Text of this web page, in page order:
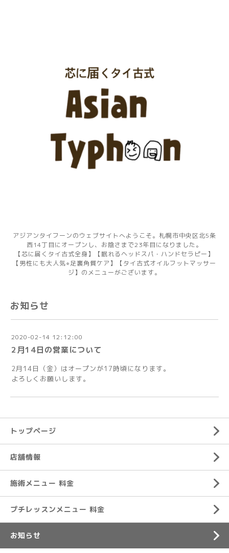
アジアンタイフーンのウェブサイトへようこそ。札幌市中央区北5条
西14丁目にオープンし、お陰さまで23年目になりました。
【芯に届くタイ古式全身】【眠れるヘッドスパ・ハンドセラピー】
【男性にも大人気⭐︎足裏角質ケア】【タイ古式オイルフットマッサー
ジ】のメニューがございます。
お知らせ
2020-02-14 12:12:00
2月14日の営業について
2月14日（金）はオープンが17時頃になります。
よろしくお願いします。
トップページ
店舗情報
施術メニュー 料金
プチレッスンメニュー 料金
お知らせ